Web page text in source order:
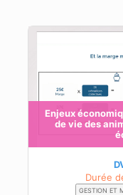
Enjeux
de vie des
Durée
GESTION ET